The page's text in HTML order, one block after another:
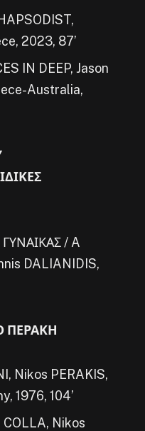
2023, 87’
IN DEEP, Jason
Australia,
/ A
DALIANIDIS,
ΠΕΡΑΚΗ
Nikos PERAKIS,
1976, 104’
Nikos